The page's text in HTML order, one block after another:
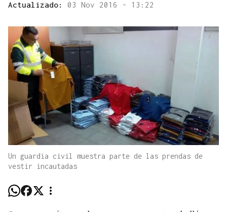
Actualizado: 03 Nov 2016 - 13:22
Un guardia civil muestra parte de las prendas de
vestir incautadas